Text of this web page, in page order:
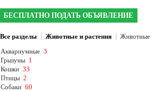
БЕСПЛАТНО ПОДАТЬ ОБЪЯВЛЕНИЕ
Все разделы | Животные и растения | Животные
Аквариумные 3
Грызуны 1
Кошки 33
Птицы 2
Собаки 60